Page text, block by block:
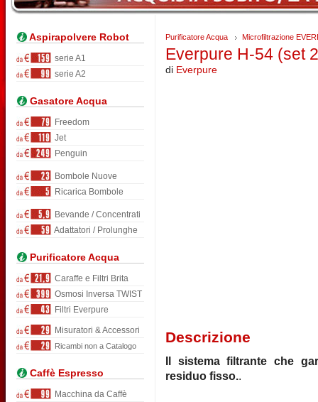
Aspirapolvere Robot
serie A1
serie A2
Gasatore Acqua
Freedom
Jet
Penguin
Bombole Nuove
Ricarica Bombole
Bevande / Concentrati
Adattatori / Prolunghe
Purificatore Acqua
Caraffe e Filtri Brita
Osmosi Inversa TWIST
Filtri Everpure
Misuratori & Accessori
Ricambi non a Catalogo
Caffè Espresso
Macchina da Caffè
Purificatore Acqua Microfiltrazione
Everpure H-54 (set
di Everpure
Descrizione
Il sistema filtrante che
residuo fisso..